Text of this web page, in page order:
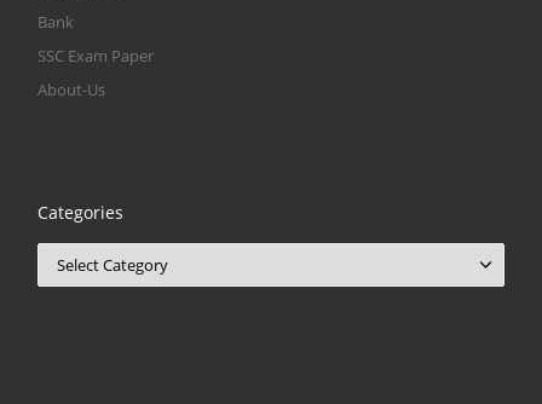
Bank
SSC Exam Paper
About-Us
Categories